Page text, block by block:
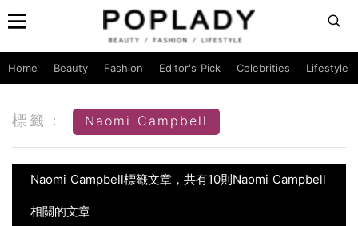
Home Beauty Fashion Editor's Pick Celebrities Lifestyle
標籤： Naomi Campbell
Naomi Campbell標籤文章，共有10則Naomi Campbell
相關的文章